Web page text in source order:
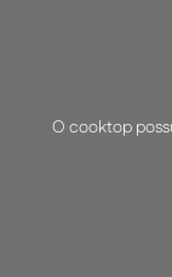
O cooktop